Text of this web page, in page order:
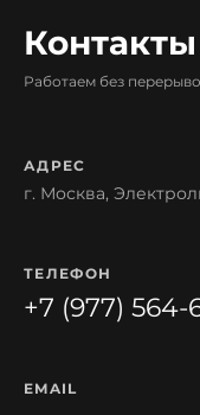
Контакты
Работаем без
АДРЕС
г. Москва,
ТЕЛЕФОН
+7 (977) 564-
EMAIL